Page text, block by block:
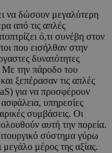
να δώσουν μεγαλύτερη
από τις απλές
ό,τι συνέβη στον
που εισήλθαν στην
δυνατότητες
Με την πάροδο του
ξεπέρασαν τις απλές
για να προσφέρουν
υπηρεσίες
συμβάσεις. Οι
αυτή την πορεία.
σύστημα γύρω
μέρος της αξίας.